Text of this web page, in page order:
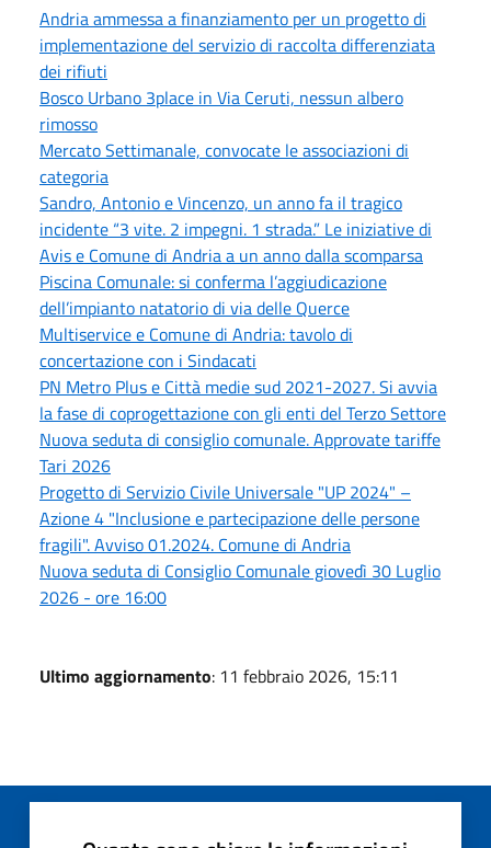
Andria ammessa a finanziamento per un progetto di
implementazione del servizio di raccolta differenziata
dei rifiuti
Bosco Urbano 3place in Via Ceruti, nessun albero
rimosso
Mercato Settimanale, convocate le associazioni di
categoria
Sandro, Antonio e Vincenzo, un anno fa il tragico
incidente “3 vite. 2 impegni. 1 strada.” Le iniziative di
Avis e Comune di Andria a un anno dalla scomparsa
Piscina Comunale: si conferma l’aggiudicazione
dell’impianto natatorio di via delle Querce
Multiservice e Comune di Andria: tavolo di
concertazione con i Sindacati
PN Metro Plus e Città medie sud 2021-2027. Si avvia
la fase di coprogettazione con gli enti del Terzo Settore
Nuova seduta di consiglio comunale. Approvate tariffe
Tari 2026
Progetto di Servizio Civile Universale "UP 2024" –
Azione 4 "Inclusione e partecipazione delle persone
fragili". Avviso 01.2024. Comune di Andria
Nuova seduta di Consiglio Comunale giovedì 30 Luglio
2026 - ore 16:00
Ultimo aggiornamento: 11 febbraio 2026, 15:11